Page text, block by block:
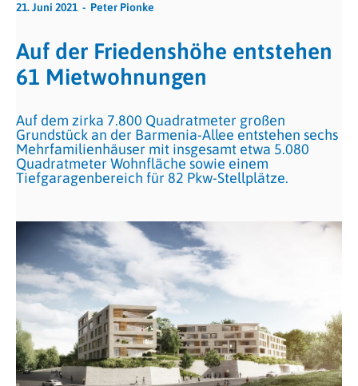
21. Juni 2021 Peter Pionke
Auf der Friedenshöhe entstehen
61 Mietwohnungen
Auf dem zirka 7.800 Quadratmeter großen
Grundstück an der Barmenia-Allee entstehen sechs
Mehrfamilienhäuser mit insgesamt etwa 5.080
Quadratmeter Wohnfläche sowie einem
Tiefgaragenbereich für 82 Pkw-Stellplätze.